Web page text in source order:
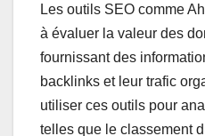
Les outils SEO comme
à évaluer la valeur des
fournissant des
backlinks et leur trafic
utiliser ces outils pour
telles que le classement